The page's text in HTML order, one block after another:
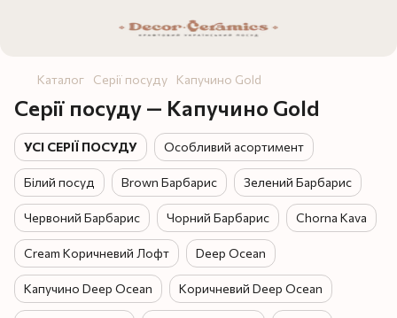
Каталог Серії посуду Капучино Gold
Серії посуду — Капучино Gold
УСІ СЕРІЇ ПОСУДУ Особливий асортимент
Білий посуд Brown Барбарис Зелений Барбарис
Червоний Барбарис Чорний Барбарис Chorna Kava
Cream Коричневий Лофт Deep Ocean
Капучино Deep Ocean Коричневий Deep Ocean